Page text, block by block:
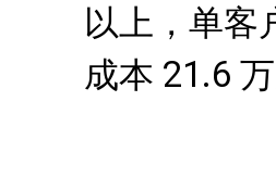
以上，单客
成本 21.6 万